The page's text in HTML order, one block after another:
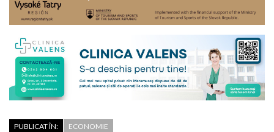
PUBLICAT ÎN:
ECONOMIE